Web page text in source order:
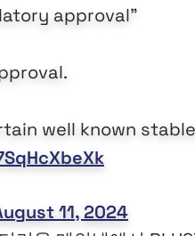
approval”
well known
11, 2024